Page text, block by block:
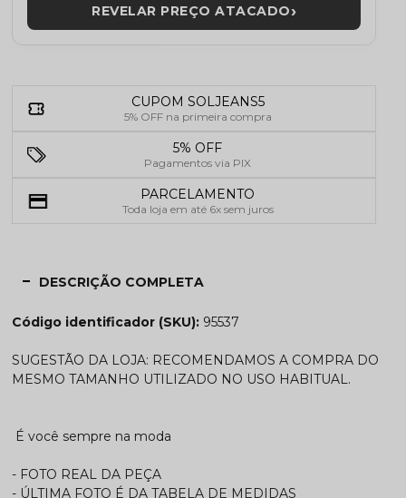
REVELAR PREÇO ATACADO›
CUPOM SOLJEANS5
5% OFF na primeira compra
5% OFF
Pagamentos via PIX
PARCELAMENTO
Toda loja em até 6x sem juros
DESCRIÇÃO COMPLETA
Código identificador (SKU): 95537
SUGESTÃO DA LOJA: RECOMENDAMOS A COMPRA DO
MESMO TAMANHO UTILIZADO NO USO HABITUAL.
É você sempre na moda
- FOTO REAL DA PEÇA
- ÚLTIMA FOTO É DA TABELA DE MEDIDAS